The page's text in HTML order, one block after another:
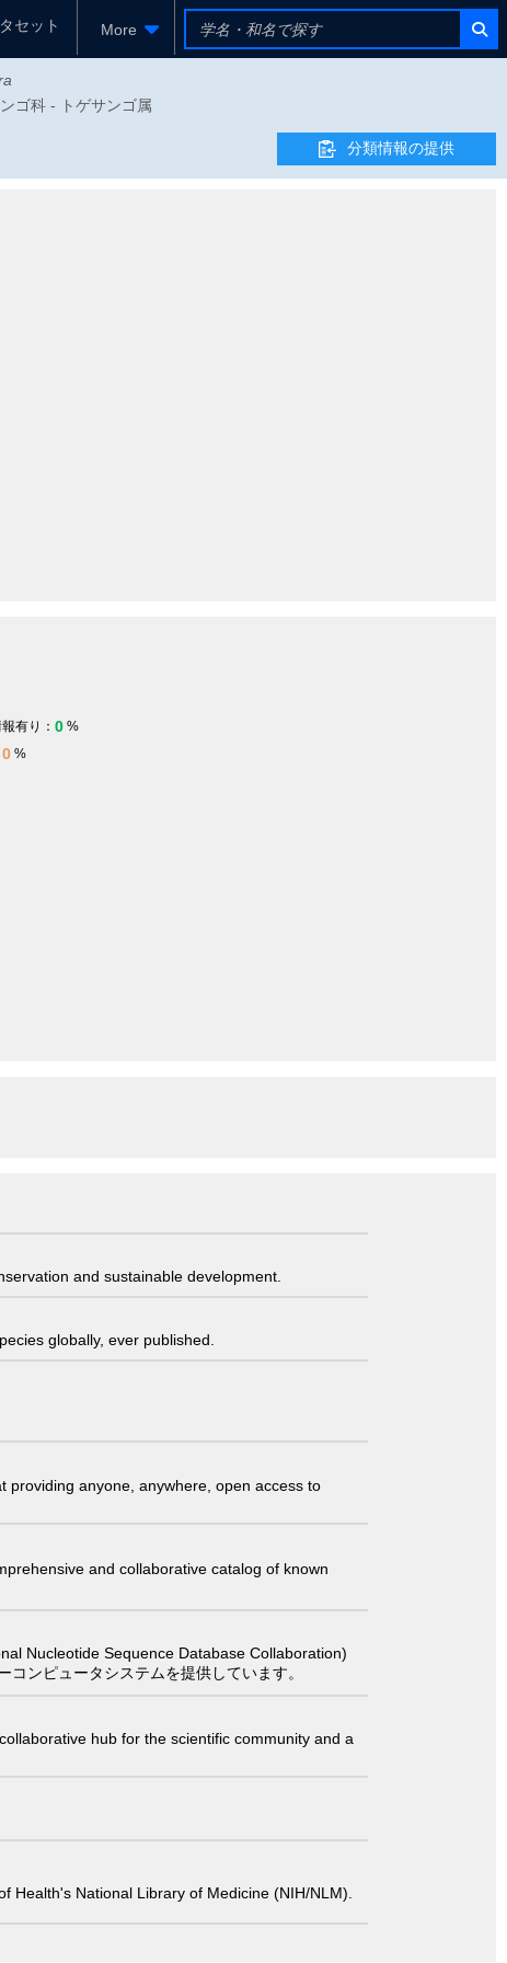
セット More
ゴ科 - トゲサンゴ属
分類情報の提供
有り： 0 %
0 %
and sustainable development.
globally, ever published.
providing anyone, anywhere, open access to
and collaborative catalog of known
Nucleotide Sequence Database Collaboration)
ンピュータシステムを提供しています。
hub for the scientific community and a
Health's National Library of Medicine (NIH/NLM).